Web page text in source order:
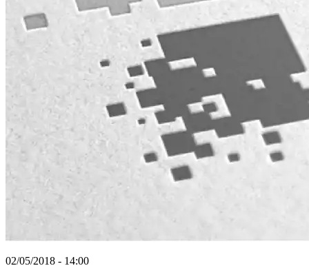
02/05/2018 - 14:00